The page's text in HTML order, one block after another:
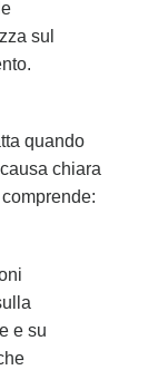
sul
quando
chiara
e su